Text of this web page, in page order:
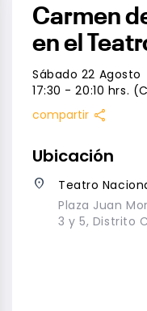
Carmen
en el
Sábado 22 Agosto
17:30 - 20:10 hrs.
compartir share
Ubicación
place
Teatro
Plaza Juan
3 y 5, Distrito